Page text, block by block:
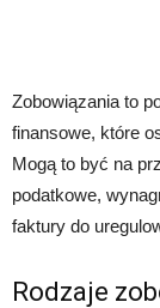
Zobowiązania to
finansowe, które
Mogą to być na
podatkowe,
faktury do
Rodzaje